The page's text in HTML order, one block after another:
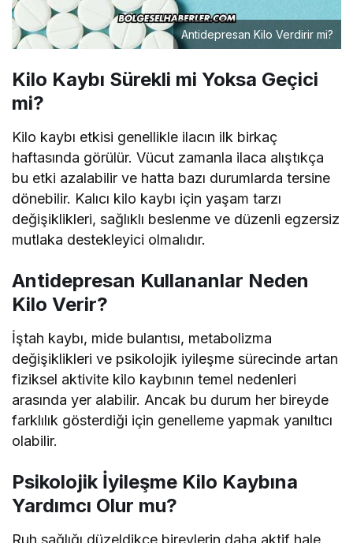
Antidepresan Kilo Verdirir mi?
Kilo Kaybı Sürekli mi Yoksa Geçici
mi?
Kilo kaybı etkisi genellikle ilacın ilk birkaç
haftasında görülür. Vücut zamanla ilaca alıştıkça
bu etki azalabilir ve hatta bazı durumlarda tersine
dönebilir. Kalıcı kilo kaybı için yaşam tarzı
değişiklikleri, sağlıklı beslenme ve düzenli egzersiz
mutlaka destekleyici olmalıdır.
Antidepresan Kullananlar Neden
Kilo Verir?
İştah kaybı, mide bulantısı, metabolizma
değişiklikleri ve psikolojik iyileşme sürecinde artan
fiziksel aktivite kilo kaybının temel nedenleri
arasında yer alabilir. Ancak bu durum her bireyde
farklılık gösterdiği için genelleme yapmak yanıltıcı
olabilir.
Psikolojik İyileşme Kilo Kaybına
Yardımcı Olur mu?
Ruh sağlığı düzeldikçe bireylerin daha aktif hale